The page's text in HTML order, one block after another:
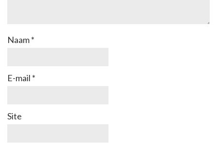
Naam*
E-mail *
Site